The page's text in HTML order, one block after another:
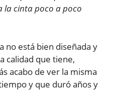
la cinta poco a poco
no está bien diseñada y
calidad que tiene,
acabo de ver la misma
y que duró años y